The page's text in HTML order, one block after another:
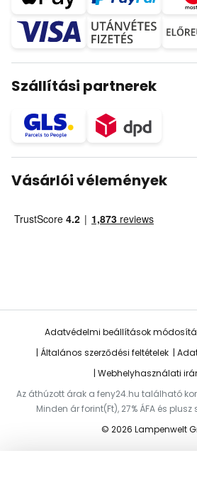
Szállítási partnerek
Vásárlói vélemények
Adatvédelmi beállítások
Általános szerződési feltételek
Webhelyhasználati
Az áthúzott árak a feny24.hu található
Minden ár forint(Ft), 27% ÁFA és
© 2026 Lampenwelt